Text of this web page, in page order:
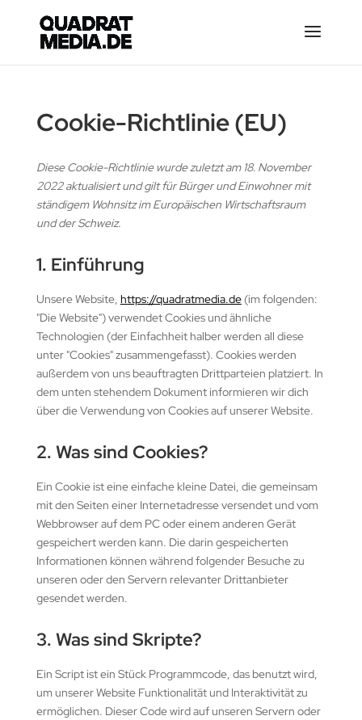
Cookie-Richtlinie (EU)
Diese Cookie-Richtlinie wurde zuletzt am 18. November
2022 aktualisiert und gilt für Bürger und Einwohner mit
ständigem Wohnsitz im Europäischen Wirtschaftsraum
und der Schweiz.
1. Einführung
Unsere Website, https://quadratmedia.de(im folgenden:
"Die Website") verwendet Cookies und ähnliche
Technologien (der Einfachheit halber werden all diese
unter "Cookies" zusammengefasst). Cookies werden
außerdem von uns beauftragten Drittparteien platziert. In
dem unten stehendem Dokument informieren wir dich
über die Verwendung von Cookies auf unserer Website.
2. Was sind Cookies?
Ein Cookie ist eine einfache kleine Datei, die gemeinsam
mit den Seiten einer Internetadresse versendet und vom
Webbrowser auf dem PC oder einem anderen Gerät
gespeichert werden kann. Die darin gespeicherten
Informationen können während folgender Besuche zu
unseren oder den Servern relevanter Drittanbieter
gesendet werden.
3. Was sind Skripte?
Ein Script ist ein Stück Programmcode, das benutzt wird,
um unserer Website Funktionalität und Interaktivität zu
ermöglichen. Dieser Code wird auf unseren Servern oder